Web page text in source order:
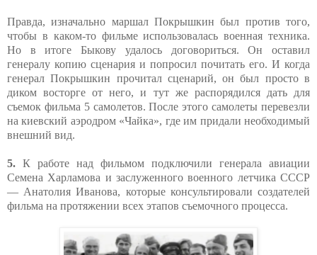
Правда, изначально маршал Покрышкин был против того,
чтобы в каком-то фильме использовалась военная техника.
Но в итоге Быкову удалось договориться. Он оставил
генералу копию сценария и попросил почитать его. И когда
генерал Покрышкин прочитал сценарий, он был просто в
диком восторге от него, и тут же распорядился дать для
съемок фильма 5 самолетов. После этого самолеты перевезли
на киевский аэродром «Чайка», где им придали необходимый
внешний вид.
5. К работе над фильмом подключили генерала авиации
Семена Харламова и заслуженного военного летчика СССР
— Анатолия Иванова, которые консультировали создателей
фильма на протяжении всех этапов съемочного процесса.